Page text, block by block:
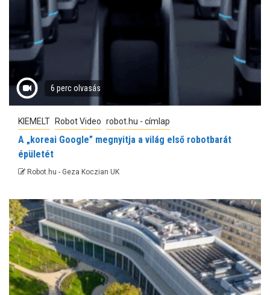
6 perc olvasás
KIEMELT Robot Video robot.hu - címlap
A „koreai Google” megnyitja a világ első robotbarát
épületét
Robot.hu - Geza Koczian UK